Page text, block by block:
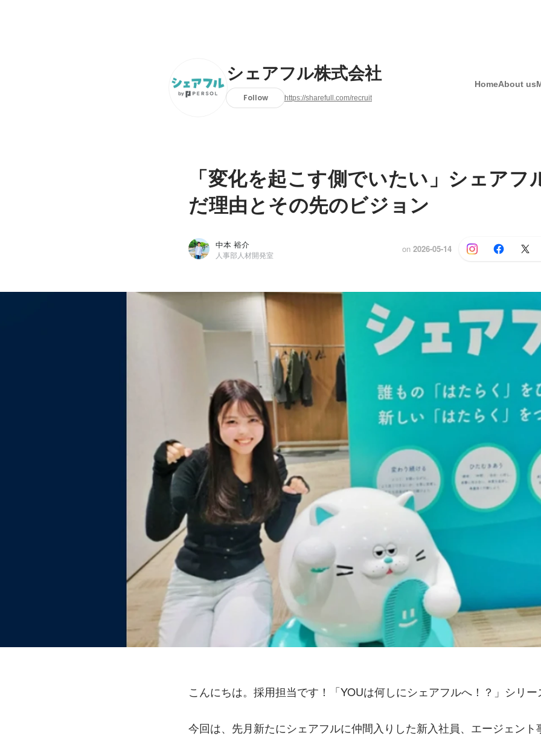
シェアフル株式会社
Follow https://sharefull.com/recruit
HomeAbout us
「変化を起こす側でいたい」シェアフ
だ理由とその先のビジョン
中本 裕介
人事部人材開発室
on 2026-05-14
こんにちは。採用担当です！「YOUは何しにシェアフルへ！？」シリー
今回は、先月新たにシェアフルに仲間入りした新入社員、エージェント
シェアフル株式会社 / 人事部人材開発室